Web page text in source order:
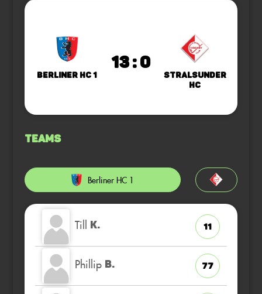
Berliner HC 1
13 : 0
Stralsunder
HC
Teams
Berliner HC 1
Till K. 11
Phillip B. 77